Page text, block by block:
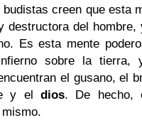
budistas creen que esta
destructora del hombre,
Es esta mente
sobre la tierra,
el gusano, el
y el dios. De hecho,